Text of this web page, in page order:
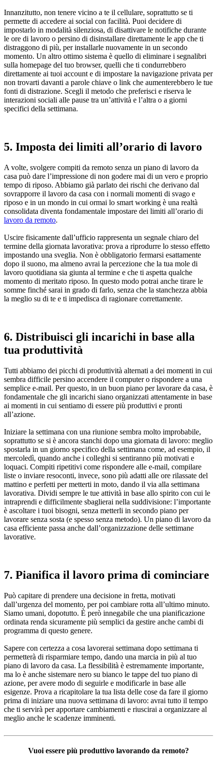
Innanzitutto, non tenere vicino a te il cellulare, soprattutto se ti
permette di accedere ai social con facilità. Puoi decidere di
impostarlo in modalità silenziosa, di disattivare le notifiche durante
le ore di lavoro o persino di disinstallare direttamente le app che ti
distraggono di più, per installarle nuovamente in un secondo
momento. Un altro ottimo sistema è quello di eliminare i segnalibri
sulla homepage del tuo browser, quelli che ti condurrebbero
direttamente ai tuoi account e di impostare la navigazione privata per
non trovarti davanti a parole chiave o link che aumenterebbero le tue
fonti di distrazione. Scegli il metodo che preferisci e riserva le
interazioni sociali alle pause tra un’attività e l’altra o a giorni
specifici della settimana.
5. Imposta dei limiti all’orario di lavoro
A volte, svolgere compiti da remoto senza un piano di lavoro da
casa può dare l’impressione di non godere mai di un vero e proprio
tempo di riposo. Abbiamo già parlato dei rischi che derivano dal
sovrapporre il lavoro da casa con i normali momenti di svago e
riposo e in un mondo in cui ormai lo smart working è una realtà
consolidata diventa fondamentale impostare dei limiti all’orario di
lavoro da remoto.
Uscire fisicamente dall’ufficio rappresenta un segnale chiaro del
termine della giornata lavorativa: prova a riprodurre lo stesso effetto
impostando una sveglia. Non è obbligatorio fermarsi esattamente
dopo il suono, ma almeno avrai la percezione che la tua mole di
lavoro quotidiana sia giunta al termine e che ti aspetta qualche
momento di meritato riposo. In questo modo potrai anche tirare le
somme finché sarai in grado di farlo, senza che la stanchezza abbia
la meglio su di te e ti impedisca di ragionare correttamente.
6. Distribuisci gli incarichi in base alla
tua produttività
Tutti abbiamo dei picchi di produttività alternati a dei momenti in cui
sembra difficile persino accendere il computer o rispondere a una
semplice e-mail. Per questo, in un buon piano per lavorare da casa, è
fondamentale che gli incarichi siano organizzati attentamente in base
ai momenti in cui sentiamo di essere più produttivi e pronti
all’azione.
Iniziare la settimana con una riunione sembra molto improbabile,
soprattutto se si è ancora stanchi dopo una giornata di lavoro: meglio
spostarla in un giorno specifico della settimana come, ad esempio, il
mercoledì, quando anche i colleghi si sentiranno più motivati e
loquaci. Compiti ripetitivi come rispondere alle e-mail, compilare
liste o inviare resoconti, invece, sono più adatti alle ore rilassate del
mattino e perfetti per metterti in moto, dando il via alla settimana
lavorativa. Dividi sempre le tue attività in base allo spirito con cui le
intraprendi e difficilmente sbaglierai nella suddivisione: l’importante
è ascoltare i tuoi bisogni, senza metterli in secondo piano per
lavorare senza sosta (e spesso senza metodo). Un piano di lavoro da
casa efficiente passa anche dall’organizzazione delle settimane
lavorative.
7. Pianifica il lavoro prima di cominciare
Può capitare di prendere una decisione in fretta, motivati
dall’urgenza del momento, per poi cambiare rotta all’ultimo minuto.
Siamo umani, dopotutto. È però innegabile che una pianificazione
ordinata renda sicuramente più semplici da gestire anche cambi di
programma di questo genere.
Sapere con certezza a cosa lavorerai settimana dopo settimana ti
permetterà di risparmiare tempo, dando una marcia in più al tuo
piano di lavoro da casa. La flessibilità è estremamente importante,
ma lo è anche sistemare nero su bianco le tappe del tuo piano di
azione, per avere modo di seguirle e modificarle in base alle
esigenze. Prova a ricapitolare la tua lista delle cose da fare il giorno
prima di iniziare una nuova settimana di lavoro: avrai tutto il tempo
che ti servirà per apportare cambiamenti e riuscirai a organizzare al
meglio anche le scadenze imminenti.
Vuoi essere più produttivo lavorando da remoto?